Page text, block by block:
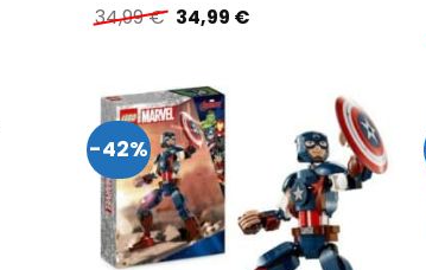
34,99€ Ursprünglicher
Preis
34,99 €Aktueller
-42%